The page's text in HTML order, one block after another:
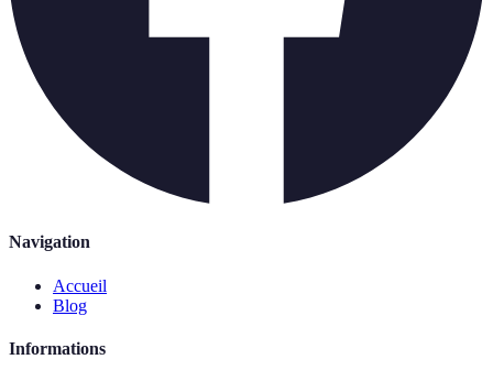
Navigation
Accueil
Blog
Informations